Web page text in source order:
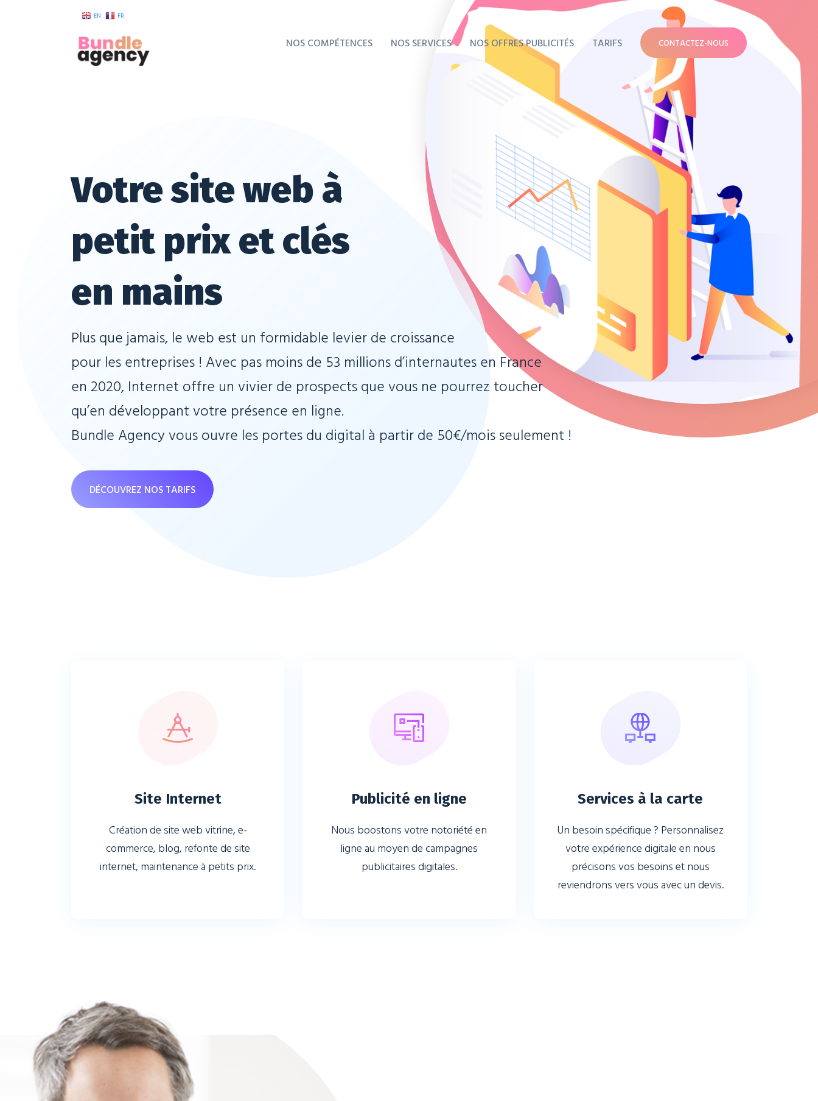
NOS COMPÉTENCES NOS SERVICES NOS OFFRES PUBLICITÉS TARIFS CONTACTEZ-NOUS
Votre site web à
petit prix et clés
en mains
Plus que jamais, le web est un formidable levier de croissance
pour les entreprises ! Avec pas moins de 53 millions d’internautes en France
en 2020, Internet offre un vivier de prospects que vous ne pourrez toucher
qu’en développant votre présence en ligne.
Bundle Agency vous ouvre les portes du digital à partir de 50€/mois seulement !
DÉCOUVREZ NOS TARIFS
Site Internet
Création de site web vitrine, e-
commerce, blog, refonte de site
internet, maintenance à petits prix.
Publicité en ligne
Nous boostons votre notoriété en
ligne au moyen de campagnes
publicitaires digitales.
Services à la carte
Un besoin spécifique ? Personnalisez
votre expérience digitale en nous
précisons vos besoins et nous
reviendrons vers vous avec un devis.
EN FR